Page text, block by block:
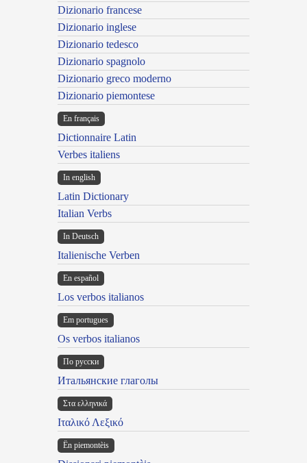
Dizionario francese
Dizionario inglese
Dizionario tedesco
Dizionario spagnolo
Dizionario greco moderno
Dizionario piemontese
En français
Dictionnaire Latin
Verbes italiens
In english
Latin Dictionary
Italian Verbs
In Deutsch
Italienische Verben
En español
Los verbos italianos
Em portugues
Os verbos italianos
По русски
Итальянские глаголы
Στα ελληνικά
Ιταλικό Λεξικό
Ën piemontèis